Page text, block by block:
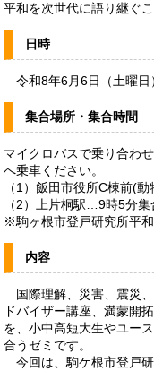
平和を次世代に語り継ぐ
日時
令和8年6月6日（土曜日
集合場所・集合時間
マイクロバスで乗り合わ
へ乗車ください。
（1）飯田市役所C棟前(
（2）上片桐駅…9時5分集
※駒ヶ根市登戸研究所平
内容
国際理解、災害、震災
ドバイザー講座、満蒙開
を、小中高短大生やユー
合うゼミです。
今回は、駒ケ根市登戸